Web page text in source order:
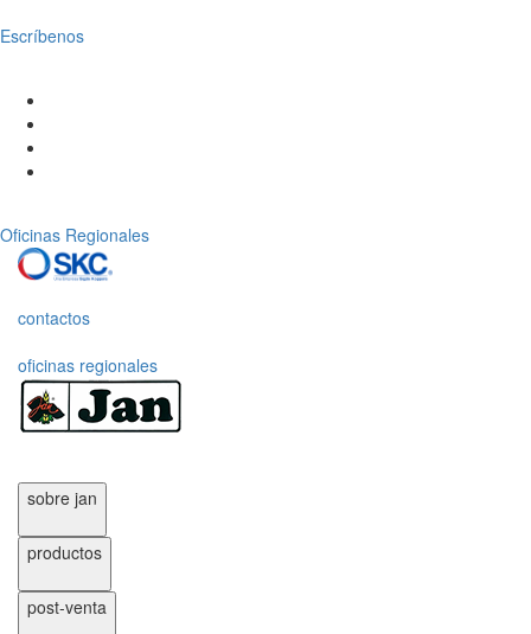
Escríbenos
Oficinas Regionales
contactos
oficinas regionales
sobre jan
productos
post-venta